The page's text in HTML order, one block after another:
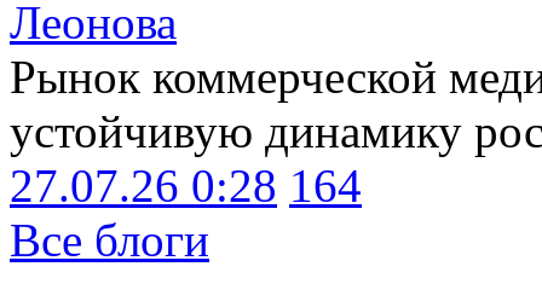
Леонова
Рынок коммерческой
устойчивую динамику
27.07.26 0:28 164
Все блоги